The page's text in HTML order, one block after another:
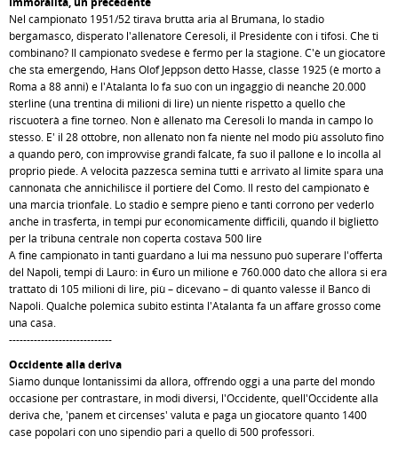
Nel campionato 1951/52 tirava brutta aria al Brumana, lo stadio
bergamasco, disperato l'allenatore Ceresoli, il Presidente con i tifosi. Che ti
combinano? Il campionato svedese è fermo per la stagione. C'è un giocatore
che sta emergendo, Hans Olof Jeppson detto Hasse, classe 1925 (è morto a
Roma a 88 anni) e l'Atalanta lo fa suo con un ingaggio di neanche 20.000
sterline (una trentina di milioni di lire) un niente rispetto a quello che
riscuoterà a fine torneo. Non è allenato ma Ceresoli lo manda in campo lo
stesso. E' il 28 ottobre, non allenato non fa niente nel modo più assoluto fino
a quando però, con improvvise grandi falcate, fa suo il pallone e lo incolla al
proprio piede. A velocità pazzesca semina tutti e arrivato al limite spara una
cannonata che annichilisce il portiere del Como. Il resto del campionato è
una marcia trionfale. Lo stadio è sempre pieno e tanti corrono per vederlo
anche in trasferta, in tempi pur economicamente difficili, quando il biglietto
per la tribuna centrale non coperta costava 500 lire
A fine campionato in tanti guardano a lui ma nessuno può superare l'offerta
del Napoli, tempi di Lauro: in €uro un milione e 760.000 dato che allora si era
trattato di 105 milioni di lire, più – dicevano – di quanto valesse il Banco di
Napoli. Qualche polemica subito estinta l'Atalanta fa un affare grosso come
una casa.
-----------------------------
Occidente alla deriva
Siamo dunque lontanissimi da allora, offrendo oggi a una parte del mondo
occasione per contrastare, in modi diversi, l'Occidente, quell'Occidente alla
deriva che, 'panem et circenses' valuta e paga un giocatore quanto 1400
case popolari con uno sipendio pari a quello di 500 professori.